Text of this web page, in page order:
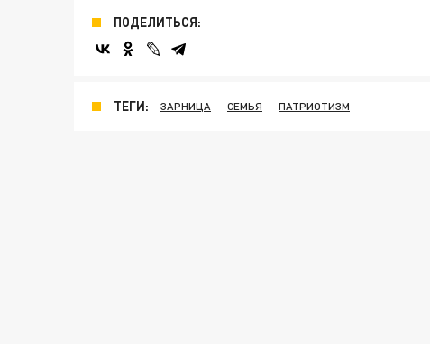
ПОДЕЛИТЬСЯ:
ТЕГИ: ЗАРНИЦА СЕМЬЯ ПАТРИОТИЗМ